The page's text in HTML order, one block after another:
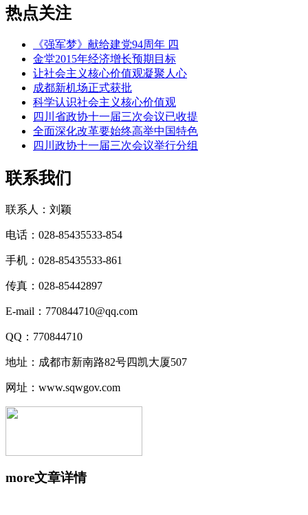
热点关注
《强军梦》献给建党94周年 四
金堂2015年经济增长预期目标
让社会主义核心价值观凝聚人心
成都新机场正式获批
科学认识社会主义核心价值观
四川省政协十一届三次会议已收提
全面深化改革要始终高举中国特色
四川政协十一届三次会议举行分组
联系我们
联系人：刘颖
电话：028-85435533-854
手机：028-85435533-861
传真：028-85442897
E-mail：770844710@qq.com
QQ：770844710
地址：成都市新南路82号四凯大厦507
网址：www.sqwgov.com
more文章详情